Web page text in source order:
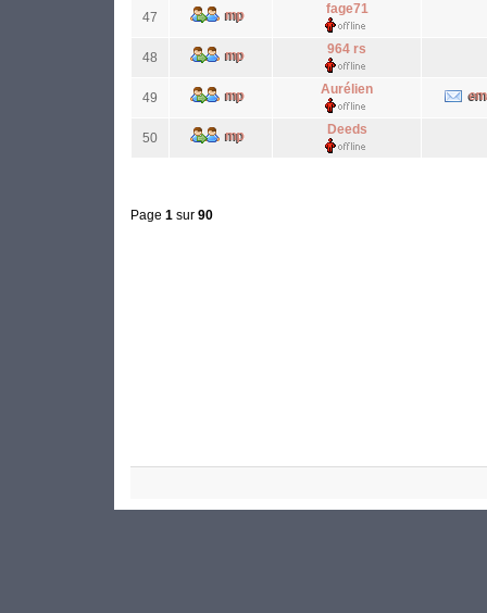
47
fage71
48
964 rs
49
Aurélien
50
Deeds
Page 1 sur 90